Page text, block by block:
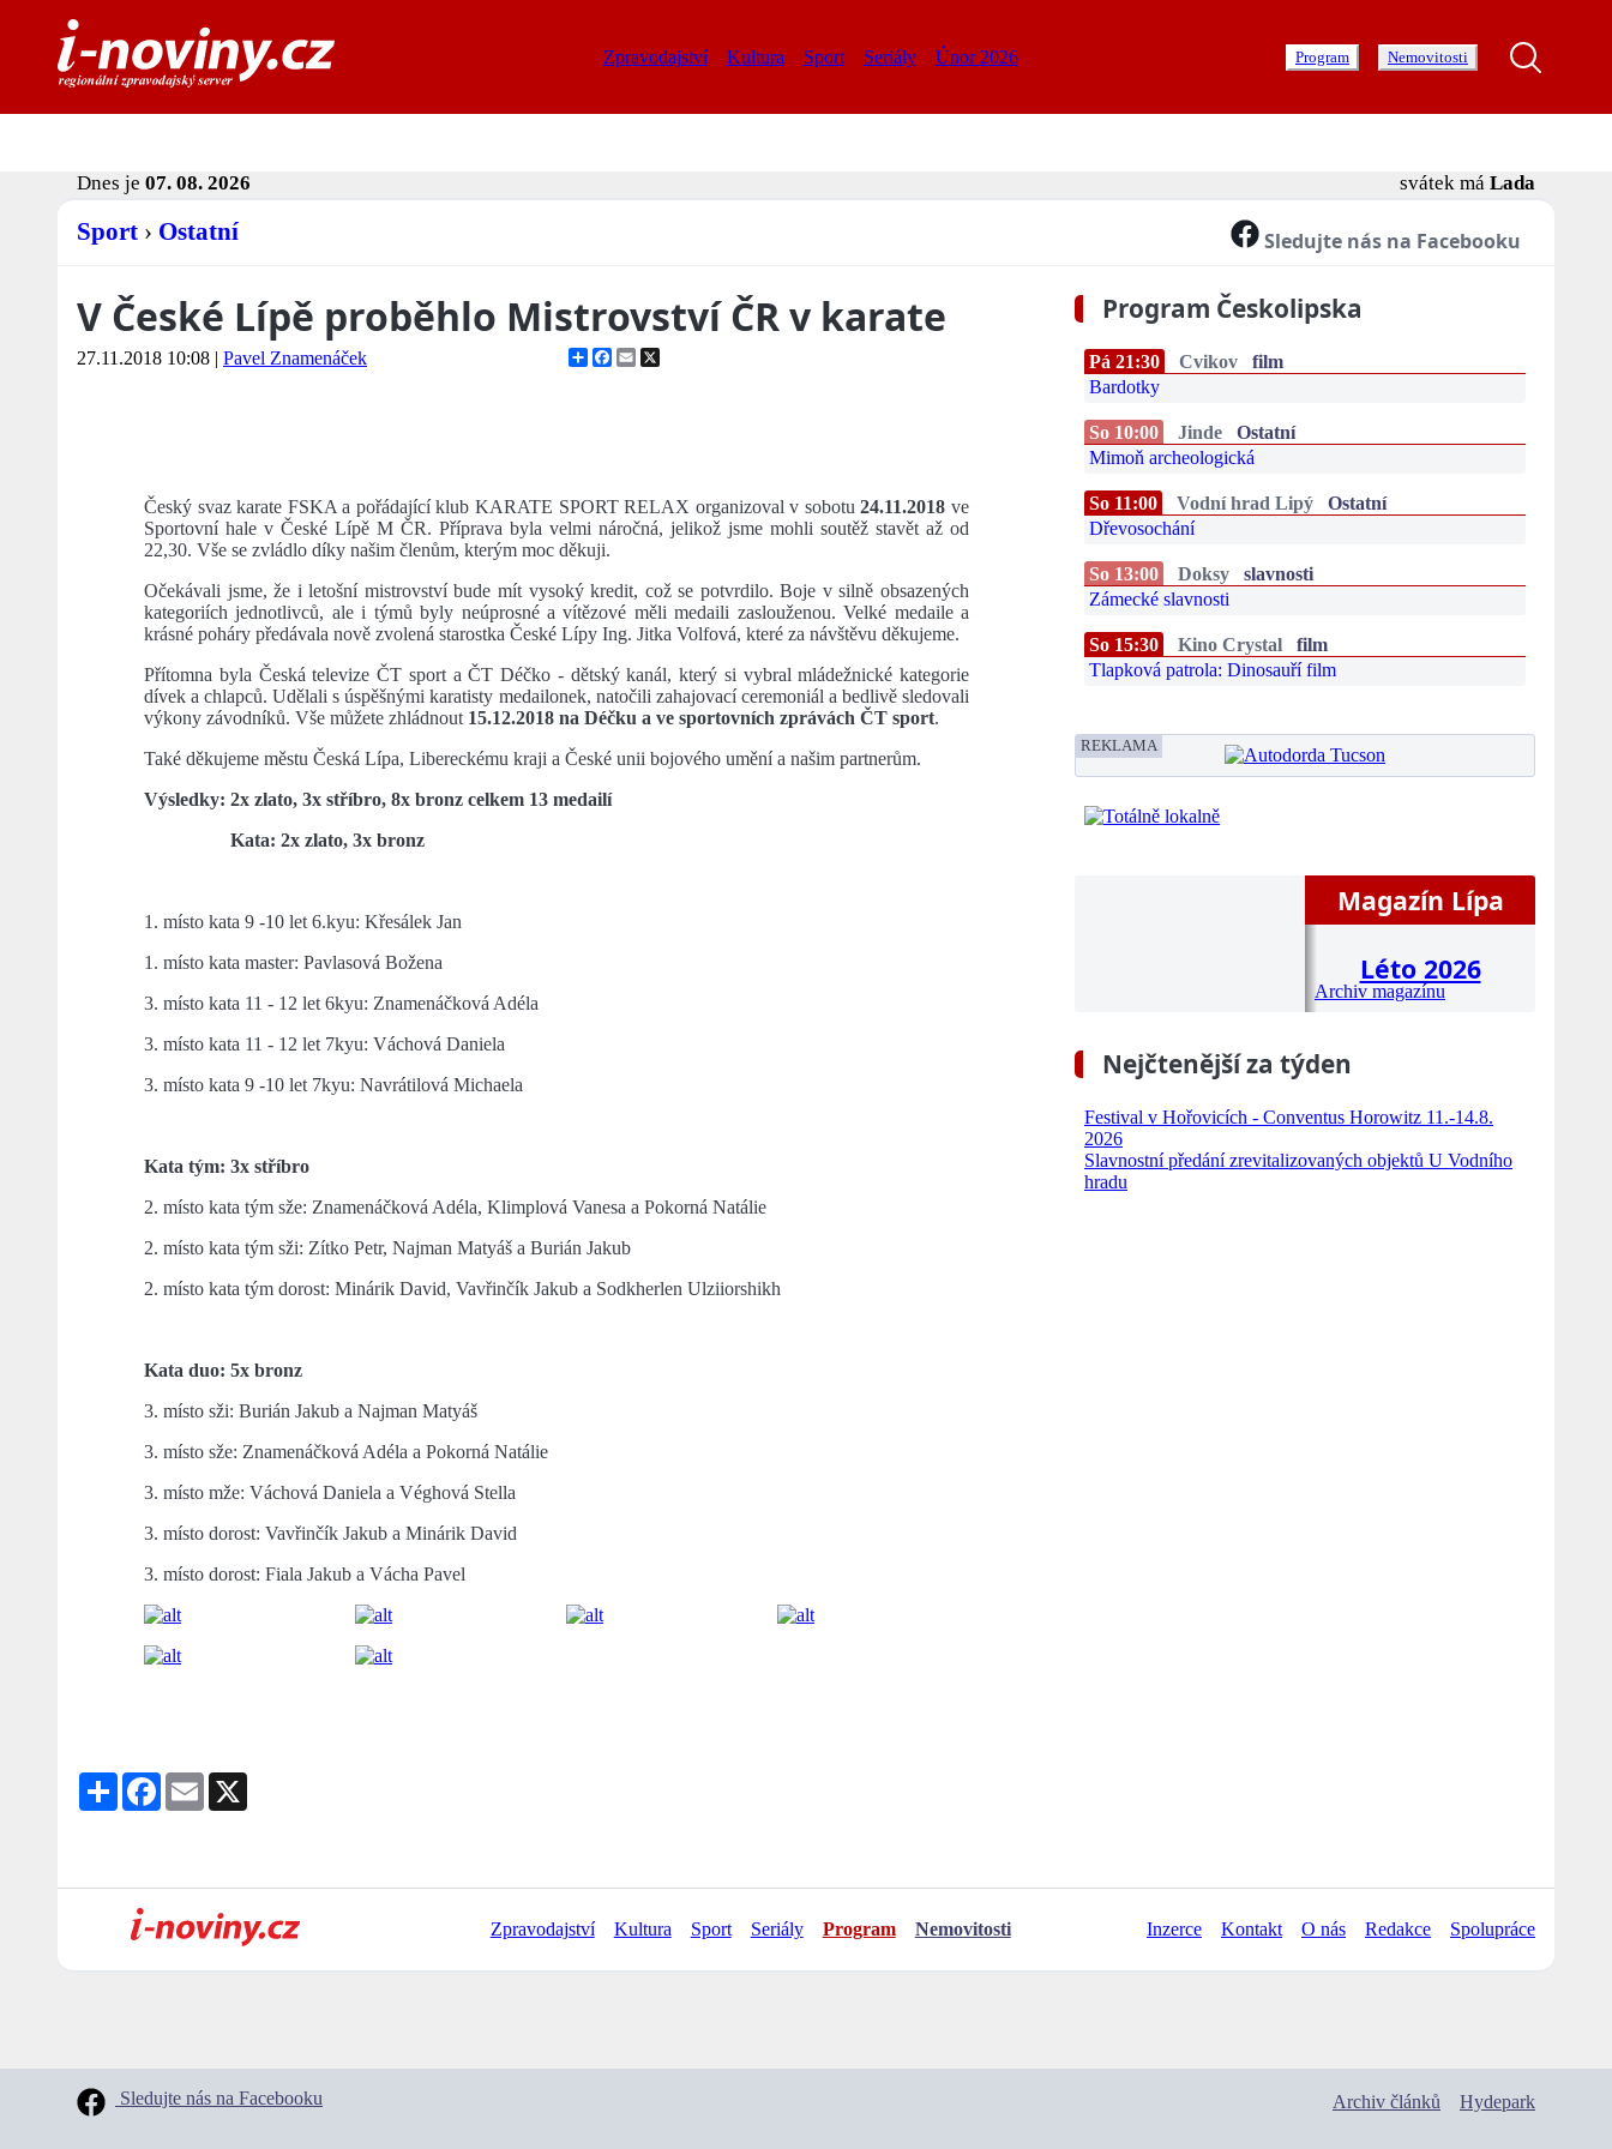
Zpravodajství Kultura Sport Seriály Únor 2026 Program Nemovitosti
Dnes je 07. 08. 2026 svátek má Lada
Sport › Ostatní Sledujte nás na Facebooku
V České Lípě proběhlo Mistrovství ČR v karate
27.11.2018 10:08 | Pavel Znamenáček ShareFacebook
Email
Český svaz karate FSKA a pořádající klub KARATE SPORT RELAX organizoval v sobotu24.11.2018 ve
Sportovní hale v České Lípě M ČR. Příprava byla velmi náročná, jelikož jsme mohli soutěž stavět až od
22,30. Vše se zvládlo díky našim členům, kterým moc děkuji.
Očekávali jsme, že i letošní mistrovství bude mít vysoký kredit, což se potvrdilo. Boje v silně obsazených
kategoriích jednotlivců, ale i týmů byly neúprosné a vítězové měli medaili zaslouženou. Velké medaile a
krásné poháry předávala nově zvolená starostka České Lípy Ing. Jitka Volfová, které za návštěvu děkujeme.
Přítomna byla Česká televize ČT sport a ČT Déčko - dětský kanál, který si vybral mládežnické kategorie
dívek a chlapců. Udělali s úspěšnými karatisty medailonek, natočili zahajovací ceremoniál a bedlivě sledovali
výkony závodníků. Vše můžete zhládnout 15.12.2018 na Déčku a ve sportovních zprávách ČT sport.
Také děkujeme městu Česká Lípa, Libereckému kraji a České unii bojového umění a našim partnerům.
Výsledky: 2x zlato, 3x stříbro, 8x bronz celkem 13 medailí
Kata: 2x zlato, 3x bronz
1. místo kata 9 -10 let 6.kyu: Křesálek Jan
1. místo kata master: Pavlasová Božena
3. místo kata 11 - 12 let 6kyu: Znamenáčková Adéla
3. místo kata 11 - 12 let 7kyu: Váchová Daniela
3. místo kata 9 -10 let 7kyu: Navrátilová Michaela
Kata tým: 3x stříbro
2. místo kata tým sže: Znamenáčková Adéla, Klimplová Vanesa a Pokorná Natálie
2. místo kata tým sži: Zítko Petr, Najman Matyáš a Burián Jakub
2. místo kata tým dorost: Minárik David, Vavřinčík Jakub a Sodkherlen Ulziiorshikh
Kata duo: 5x bronz
3. místo sži: Burián Jakub a Najman Matyáš
3. místo sže: Znamenáčková Adéla a Pokorná Natálie
3. místo mže: Váchová Daniela a Véghová Stella
3. místo dorost: Vavřinčík Jakub a Minárik David
3. místo dorost: Fiala Jakub a Vácha Pavel
Share Facebook
Email
Program Českolipska
Pá 21:30 Cvikov
film
Bardotky
So 10:00 Jinde
Ostatní
Mimoň archeologická
So 11:00 Vodní hrad Lipý
Ostatní
Dřevosochání
So 13:00 Doksy
slavnosti
Zámecké slavnosti
So 15:30 Kino Crystal
film
Tlapková patrola: Dinosauří film
REKLAMA
Magazín Lípa
Léto 2026
Archiv magazínu
Nejčtenější za týden
Festival v Hořovicích - Conventus Horowitz 11.-14.8.
2026
Slavnostní předání zrevitalizovaných objektů U Vodního
hradu
Zpravodajství Kultura Sport Seriály Program Nemovitosti Inzerce Kontakt O nás Redakce Spolupráce
Sledujte nás na Facebooku Archiv článků Hydepark